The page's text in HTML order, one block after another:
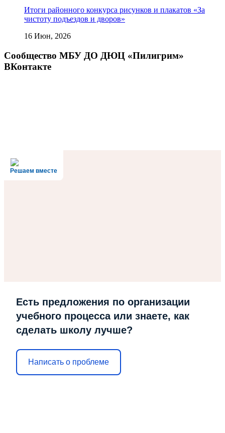
Итоги районного конкурса рисунков и плакатов «За
чистоту подъездов и дворов»
16 Июн, 2026
Сообщество МБУ ДО ДЮЦ «Пилигрим»
ВКонтакте
Решаем вместе
Есть предложения по организации
учебного процесса или знаете, как
сделать школу лучше?
Написать о проблеме